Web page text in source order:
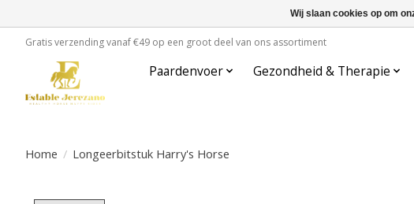
Gratis verzending vanaf €49 op een groot deel van ons assortiment
Paardenvoer Gezondheid & Therapie
Home / Longeerbitstuk Harry's Horse
Wij slaan cookies op om